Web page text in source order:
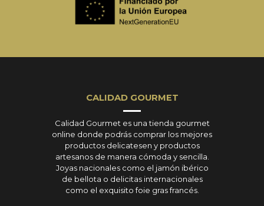
CALIDAD GOURMET
Calidad Gourmet es una tienda gourmet
online donde podrás comprar los mejores
productos delicatesen y productos
artesanos de manera cómoda y sencilla.
Joyas nacionales como el jamón ibérico
de bellota o delicitas internacionales
como el exquisito foie gras francés.